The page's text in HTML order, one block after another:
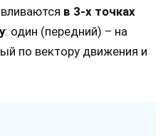
в 3-х точках
: один (передний) – на
по вектору движения и